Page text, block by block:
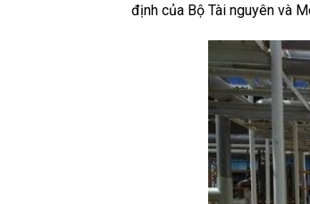
định của Bộ Tài nguyên và